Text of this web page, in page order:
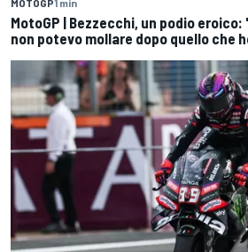
MotoGP | Bezzecchi, un podio
non potevo mollare dopo quello che